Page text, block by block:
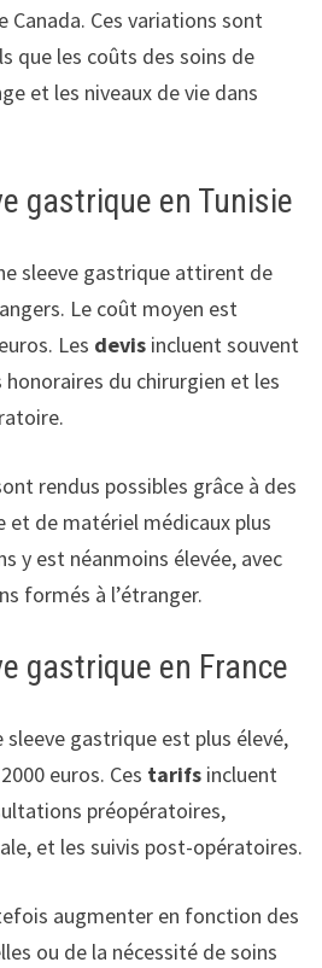
Canada. Ces variations sont
que les coûts des soins de
et les niveaux de vie dans
gastrique en Tunisie
sleeve gastrique attirent de
Le coût moyen est
Les devisincluent souvent
honoraires du chirurgien et les
rendus possibles grâce à des
et de matériel médicaux plus
y est néanmoins élevée, avec
formés à l’étranger.
gastrique en France
sleeve gastrique est plus élevé,
euros. Ces tarifsincluent
préopératoires,
et les suivis post-opératoires.
augmenter en fonction des
ou de la nécessité de soins